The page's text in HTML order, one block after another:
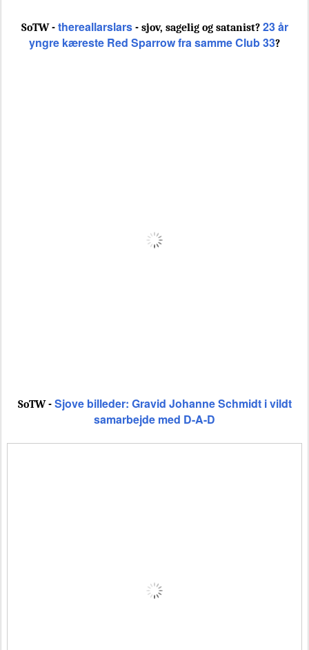
SoTW - thereallarslars- sjov, sagelig og satanist? 23 år
yngre kæreste Red Sparrow fra samme Club 33?
SoTW - Sjove billeder: Gravid Johanne Schmidt i vildt
samarbejde med D-A-D